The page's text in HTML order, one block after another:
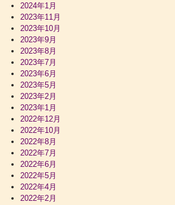
2024年1月
2023年11月
2023年10月
2023年9月
2023年8月
2023年7月
2023年6月
2023年5月
2023年2月
2023年1月
2022年12月
2022年10月
2022年8月
2022年7月
2022年6月
2022年5月
2022年4月
2022年2月